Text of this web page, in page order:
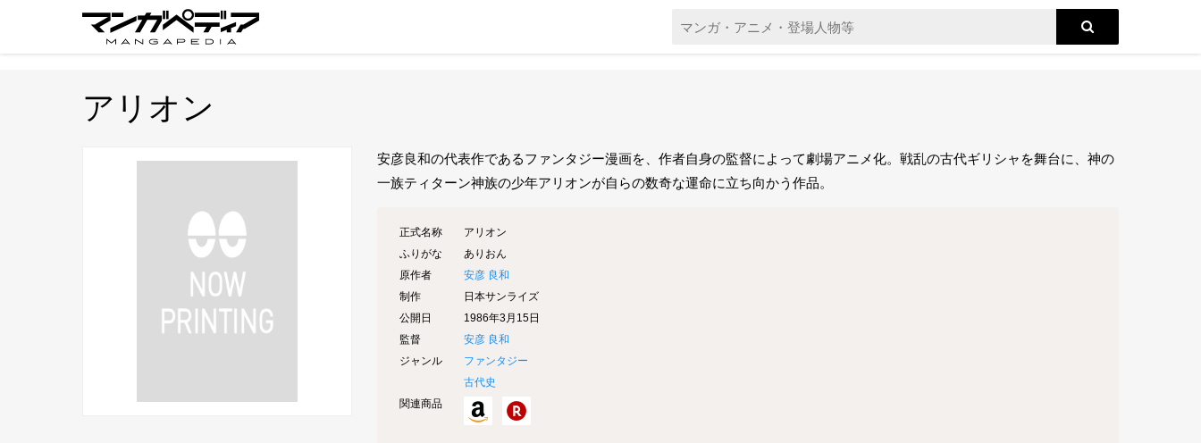
アリオン
安彦良和の代表作であるファンタジー漫画を、作者自身の監督によって劇場アニメ化。戦乱の古代ギリシャを舞台に、神の
一族ティターン神族の少年アリオンが自らの数奇な運命に立ち向かう作品。
正式名称
アリオン
ふりがな
ありおん
原作者
安彦 良和
制作
日本サンライズ
公開日
1986年3月15日
監督
安彦 良和
ジャンル
ファンタジー
古代史
関連商品